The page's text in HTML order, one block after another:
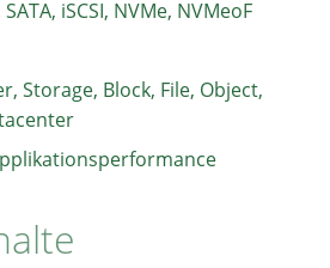
iSCSI, NVMe, NVMeoF
Storage, Block, File, Object,